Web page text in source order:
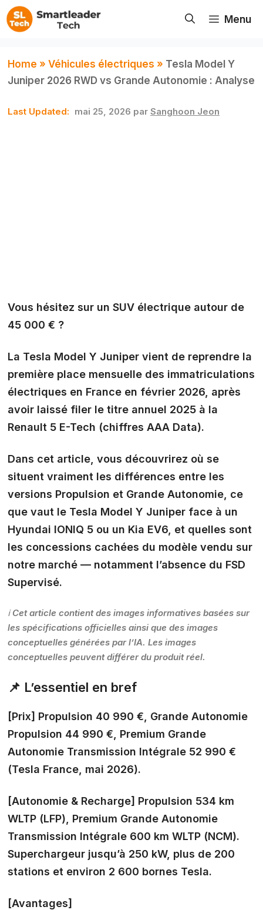
Aller
au
Menu
Home » Véhicules électriques » Tesla Model Y
Juniper 2026 RWD vs Grande Autonomie : Analyse
mai 25, 2026 par Sanghoon Jeon
Vous hésitez sur un SUV électrique autour de
45 000 € ?
La Tesla Model Y Juniper vient de reprendre la
première place mensuelle des immatriculations
électriques en France en février 2026, après
avoir laissé filer le titre annuel 2025 à la
Renault 5 E-Tech (chiffres AAA Data).
Dans cet article, vous découvrirez où se
situent vraiment les différences entre les
versions Propulsion et Grande Autonomie, ce
que vaut le Tesla Model Y Juniper face à un
Hyundai IONIQ 5 ou un Kia EV6, et quelles sont
les concessions cachées du modèle vendu sur
notre marché — notamment l’absence du FSD
Supervisé.
ℹ️ Cet article contient des images informatives basées sur
les spécifications officielles ainsi que des images
conceptuelles générées par l’IA. Les images
conceptuelles peuvent différer du produit réel.
📌 L’essentiel en bref
[Prix] Propulsion 40 990 €, Grande Autonomie
Propulsion 44 990 €, Premium Grande
Autonomie Transmission Intégrale 52 990 €
(Tesla France, mai 2026).
[Autonomie & Recharge] Propulsion 534 km
WLTP (LFP), Premium Grande Autonomie
Transmission Intégrale 600 km WLTP (NCM).
Superchargeur jusqu’à 250 kW, plus de 200
stations et environ 2 600 bornes Tesla.
[Avantages]